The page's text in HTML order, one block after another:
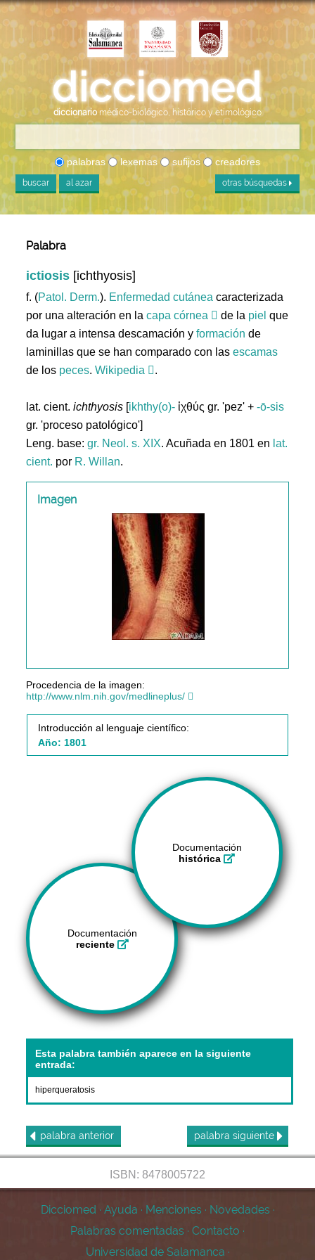
diccionario médico-biológico, histórico y etimológico
palabras lexemas sufijos creadores
buscar al azar otras búsquedas
Palabra
ictiosis [ichthyosis]
f. (Patol. Derm.). Enfermedad cutánea caracterizada
por una alteración en lacapa córnea de la piel que
da lugar a intensa descamación yformación de
laminillas que se han comparado con lasescamas
de los peces.Wikipedia .
lat. cient.ichthyosis [ikhthy(o)- ἰχθύς gr. 'pez' +-ō-sis
gr. 'proceso patológico']
Leng. base:gr. Neol. s. XIX. Acuñada en 1801 en lat.
cient. por R. Willan.
Imagen
Procedencia de la imagen:
http://www.nlm.nih.gov/medlineplus/
Introducción al lenguaje científico:
Año: 1801
Documentación
histórica
Documentación
reciente
Esta palabra también aparece en la siguiente
entrada:
hiperqueratosis
palabra anterior palabra siguiente
ISBN: 8478005722
Dicciomed · Ayuda · Menciones · Novedades ·
Palabras comentadas · Contacto ·
Universidad de Salamanca ·